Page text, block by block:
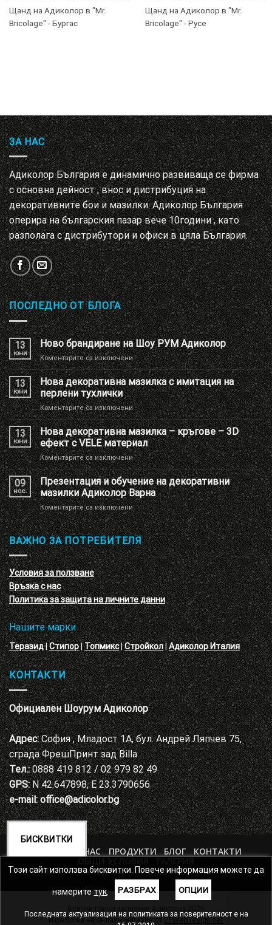
Щанд на Адиколор в "Mr.
Bricolage" - Бургас
Щанд на Адиколор в "Mr.
Bricolage" - Русе
ЗА НАС
Адиколор България е динамично развиваща се фирма
с основна дейност , внос и дистрибуция на
декоративните бои и мазилки. Адиколор България
оперира на българския пазар вече 10години , като
разполага с дистрибутори и офиси в цяла България.
ПОСЛЕДНО ОТ БЛОГА
13
юни
Ново брандиране на Шоу РУМ Адиколор
Коментарите са изключениза
Ново
брандиране
на
Шоу
РУМ
Адиколор
13
юни
Нова декоративна мазилка с имитация на
перлени тухлички
Коментарите са изключениза
Нова
декоративна
мазилка
с
имитация
на
перлени
тухлички
13
юни
Нова декоративна мазилка – кръгове – 3D
ефект с VELE материал
Коментарите са изключениза
Нова
декоративна
мазилка
–
кръгове
–
3D
ефект
с
VELE
материал
09
ное.
Презентация и обучение на декоративни
мазилки Адиколор Варна
Коментарите са изключениза
Презентация
и
обучение
на
декоративни
мазилки
Адиколор
Варна
ВАЖНО ЗА ПОТРЕБИТЕЛЯ
Условия за ползване
Връзка с нас
Политика за защита на личните данни
Нашите марки
Теразид|Стипор|Топмикс|Стройкол|Адиколор Италия
КОНТАКТИ
Официален Шоурум Адиколор
Адрес:София , Младост 1А, бул. Андрей Ляпчев 75,
сграда ФрешПринт зад Billa
Тел.:0888 419 812 / 02 979 82 49
GPS:N 42.647898, E 23.3790656
e-mail: office@adicolor.bg
ЗА НАС ПРОДУКТИ БЛОГ
КОНТАКТИ
ОБЩИ УСЛОВИЯ
ГАЛЕРИЯ
ПОЛИТИКА ЗА ЗАЩИТА НА ЛИЧНИТЕ ДАННИ
Изработка на онлайн магазин от
2PWebDesign.net
БИСКВИТКИ
Този сайт използва бисквитки. Повече информация можете да
намерите тук. РАЗБРАХ ОПЦИИ
Последната актуализация на политиката за поверителност е на